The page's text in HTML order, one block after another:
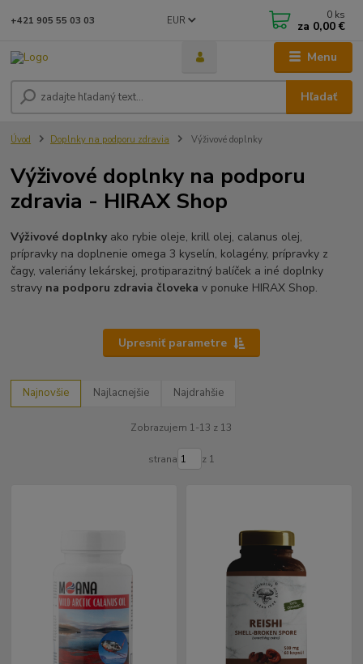
Menu
EUR
Hľadať
+421 905 55 03 03 0 ks
za 0,00 €
Úvod Doplnky na podporu zdravia Výživové doplnky
Výživové doplnky na podporu
zdravia - HIRAX Shop
Výživové doplnky ako rybie oleje, krill olej, calanus olej,
prípravky na doplnenie omega 3 kyselín, kolagény, prípravky z
čagy, valeriány lekárskej, protiparazitný balíček a iné doplnky
stravy na podporu zdravia človeka v ponuke HIRAX Shop.
Upresniť parametre
Najnovšie Najlacnejšie Najdrahšie
Zobrazujem 1-13 z 13
strana z 1